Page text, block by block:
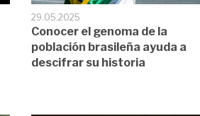
29.05.2025
Conocer el genoma de la
población brasileña ayuda a
descifrar su historia